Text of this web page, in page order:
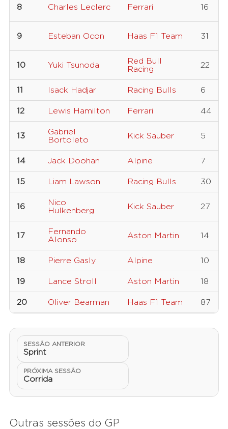
8 Charles Leclerc Ferrari 16
9 Esteban Ocon Haas F1 Team 31
10 Yuki Tsunoda
Red Bull
Racing
22
11 Isack Hadjar Racing Bulls 6
12 Lewis Hamilton Ferrari 44
13
Gabriel
Bortoleto
Kick Sauber 5
14 Jack Doohan Alpine 7
15 Liam Lawson Racing Bulls 30
16
Nico
Hulkenberg
Kick Sauber 27
17
Fernando
Alonso
Aston Martin 14
18 Pierre Gasly Alpine 10
19 Lance Stroll Aston Martin 18
20 Oliver Bearman Haas F1 Team 87
SESSÃO ANTERIOR
Sprint
PRÓXIMA SESSÃO
Corrida
Outras sessões do GP